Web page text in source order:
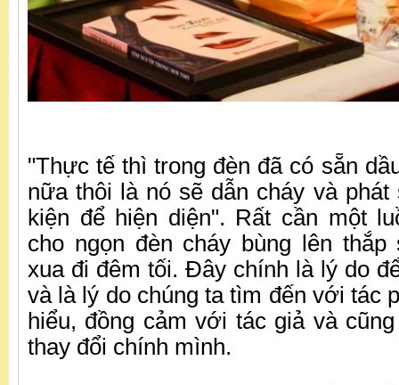
"Thực tế thì trong đèn đã có sẵn
nữa thôi là nó sẽ dẫn cháy và phát
kiện để hiện diện". Rất cần một
cho ngọn đèn cháy bùng lên thắp
xua đi đêm tối. Đây chính là lý do
và là lý do chúng ta tìm đến với tác
hiểu, đồng cảm với tác giả và
thay đổi chính mình.